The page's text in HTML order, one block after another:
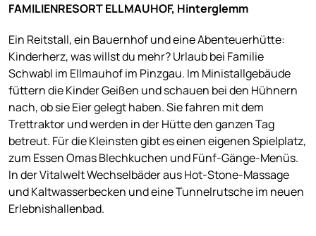
FAMILIENRESORT ELLMAUHOF, Hinterglemm
Ein Reitstall, ein Bauernhof und eine Abenteuerhütte:
Kinderherz, was willst du mehr? Urlaub bei Familie
Schwabl im Ellmauhof im Pinzgau. Im Ministallgebäude
füttern die Kinder Geißen und schauen bei den Hühnern
nach, ob sie Eier gelegt haben. Sie fahren mit dem
Trettraktor und werden in der Hütte den ganzen Tag
betreut. Für die Kleinsten gibt es einen eigenen Spielplatz,
zum Essen Omas Blechkuchen und Fünf-Gänge-Menüs.
In der Vitalwelt Wechselbäder aus Hot-Stone-Massage
und Kaltwasserbecken und eine Tunnelrutsche im neuen
Erlebnishallenbad.